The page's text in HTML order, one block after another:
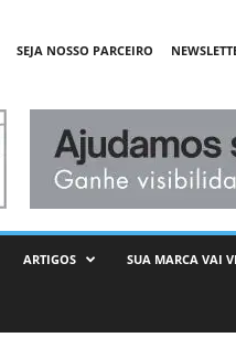
SEJA NOSSO PARCEIRO
ARTIGOS SUA MARCA VAI